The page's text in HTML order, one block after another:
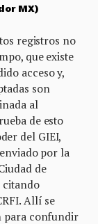
MX)
registros no
que existe
acceso y,
son
al
de esto
del GIEI,
por la
de
citando
Allí se
para confundir